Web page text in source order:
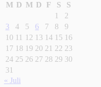
M D M D F S
S
1
2
3
4 5 6 7 8
9
10 11 12 13 14 15 16
17 18 19 20 21 22 23
24 25 26 27 28 29 30
31
« Juli